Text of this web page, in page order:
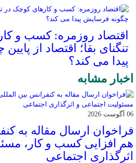
اقتصاد روزمره: کسب‌ و
تنگنای بقا؛ اقتصاد از
پیدا می کند؟
اخبار مشابه
06 آگوست 2026
فراخوان ارسال مقاله به
هم افزایی کسب و کار،
اثرگذاری اجتماعی